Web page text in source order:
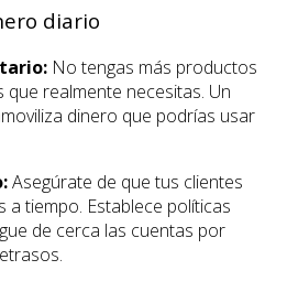
diario
No tengas más productos
que realmente necesitas. Un
dinero que podrías usar
Asegúrate de que tus clientes
a tiempo. Establece políticas
de cerca las cuentas por